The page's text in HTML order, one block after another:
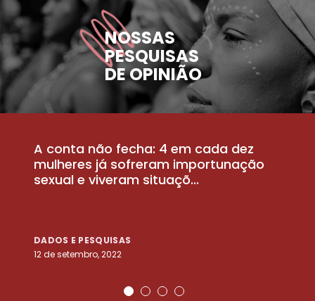
NOSSAS
PESQUISAS
DE OPINIÃO
A conta não fecha: 4 em cada dez
mulheres já sofreram importunação
sexual e viveram situaçõ...
DADOS E PESQUISAS
12 de setembro, 2022